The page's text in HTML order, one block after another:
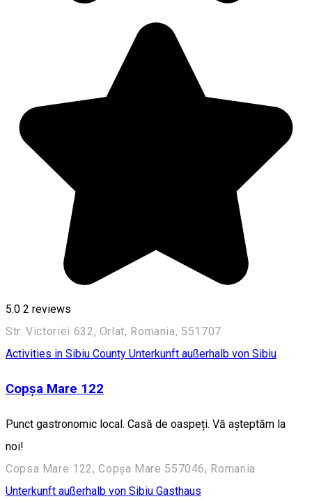
5.0 2 reviews
Str. Victoriei 632, Orlat, Romania, 551707
Activities in Sibiu County Unterkunft außerhalb von Sibiu
Copșa Mare 122
Punct gastronomic local. Casă de oaspeți. Vă așteptăm la
noi!
Copsa Mare 122, Copșa Mare 557046, Romania
Unterkunft außerhalb von Sibiu Gasthaus